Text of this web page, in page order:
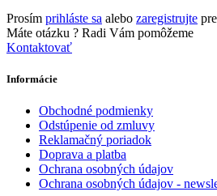
Prosím prihláste sa alebo zaregistrujte
Máte otázku ? Radi Vám pomôžeme
Kontaktovať
Informácie
Obchodné podmienky
Odstúpenie od zmluvy
Reklamačný poriadok
Doprava a platba
Ochrana osobných údajov
Ochrana osobných údajov -